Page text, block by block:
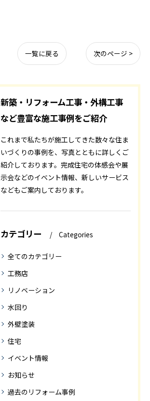
一覧に戻る 次のページ >
新築・リフォーム工事・外構工事
など豊富な施工事例をご紹介
これまで私たちが施工してきた数々な住ま
いづくりの事例を、写真とともに詳しくご
紹介しております。完成住宅の体感会や展
示会などのイベント情報、新しいサービス
などもご案内しております。
カテゴリー Categories
全てのカテゴリー
工務店
リノベーション
水回り
外壁塗装
住宅
イベント情報
お知らせ
過去のリフォーム事例